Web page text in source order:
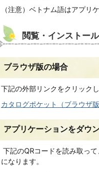
（注意）ベトナム語はアプリ
閲覧・インストー
ブラウザ版の場合
下記の外部リンクをクリック
カタログポケット（ブラウザ版
アプリケーションをダウ
下記のQRコードを読み取っ
になります。